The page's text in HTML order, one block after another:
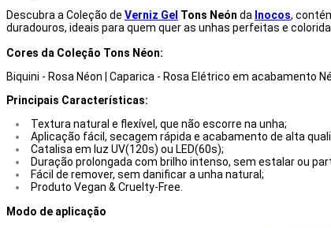
Descubra a Coleção de Verniz Gel Tons Neón da Inocos,
duradouros, ideais para quem quer as unhas perfeitas e
Cores da Coleção Tons Néon:
Biquini - Rosa Néon | Caparica - Rosa Elétrico em acabamento
Principais Características:
Textura natural e flexível, que não escorre na unha;
Aplicação fácil, secagem rápida e acabamento de alta
Catalisa em luz UV(120s) ou LED(60s);
Duração prolongada com brilho intenso, sem estalar ou
Fácil de remover, sem danificar a unha natural;
Produto Vegan & Cruelty-Free.
Modo de aplicação